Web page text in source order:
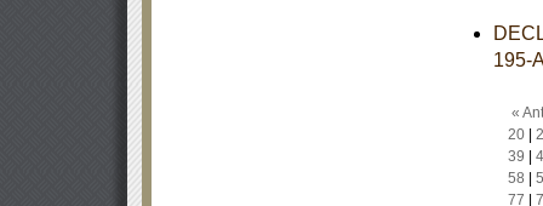
195-
«
20|
39
58
77